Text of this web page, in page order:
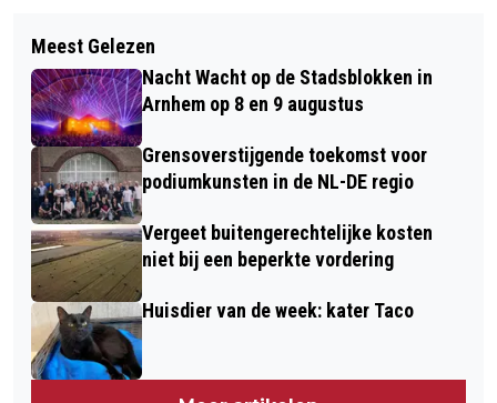
ANONIEM MISDAAD MELDEN NU VIA
M.
VRIJWILLIGERSWERK VAN DE WEEK
BIJ KERSTSAAM
Meest Gelezen
Nacht Wacht op de Stadsblokken in
Arnhem op 8 en 9 augustus
Grensoverstijgende toekomst voor
podiumkunsten in de NL-DE regio
Vergeet buitengerechtelijke kosten
niet bij een beperkte vordering
Huisdier van de week: kater Taco